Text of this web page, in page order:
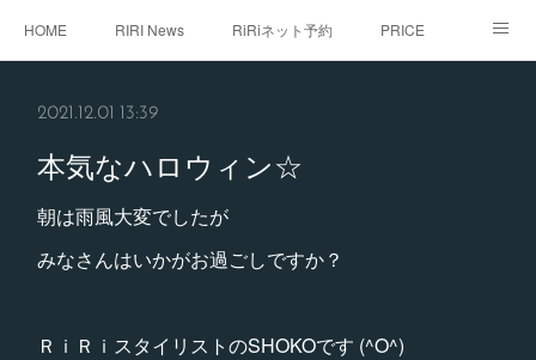
HOME RIRI News RiRiネット予約 PRICE
2021.12.01 13:39
本気なハロウィン☆
朝は雨風大変でしたが
みなさんはいかがお過ごしですか？
ＲｉＲｉスタイリストのSHOKOです (^O^)